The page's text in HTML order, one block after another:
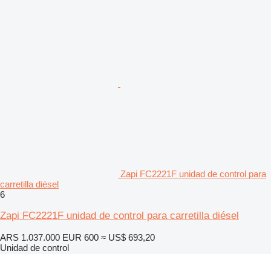
Zapi FC2221F unidad de control para
carretilla diésel
6
Zapi FC2221F unidad de control para carretilla diésel
ARS 1.037.000 EUR 600 ≈ US$ 693,20
Unidad de control